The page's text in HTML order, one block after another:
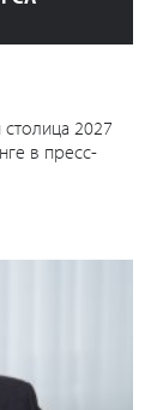
2027
в пресс-